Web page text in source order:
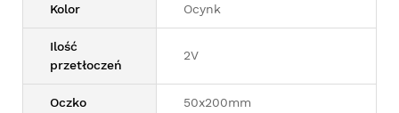
Kolor Ocynk
Ilość
przetłoczeń
2V
Oczko 50x200mm